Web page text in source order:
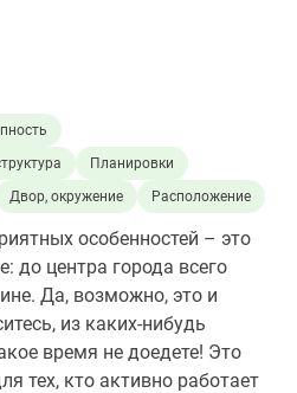
Планировки
Двор, окружение Расположение
особенностей – это
до центра города всего
Да, возможно, это и
из каких-нибудь
время не доедете! Это
тех, кто активно работает